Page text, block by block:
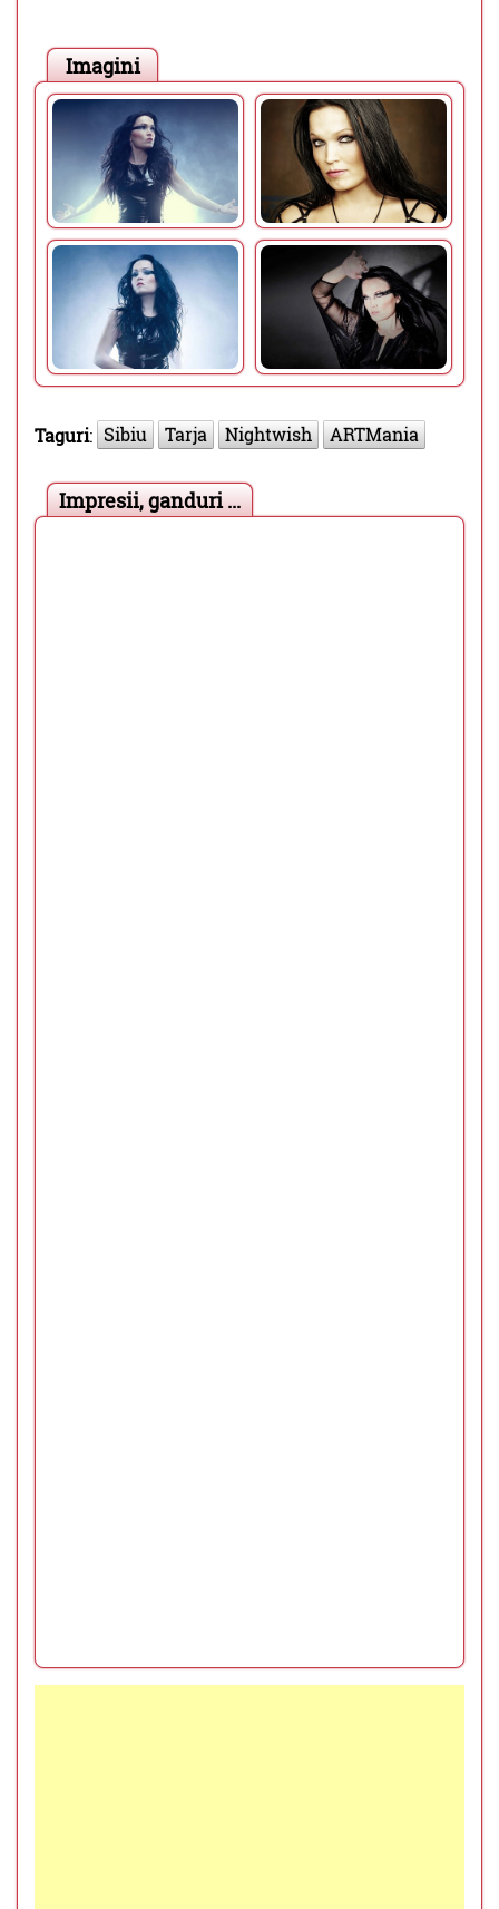
Imagini
Taguri: Sibiu Tarja Nightwish ARTMania
Impresii, ganduri ...